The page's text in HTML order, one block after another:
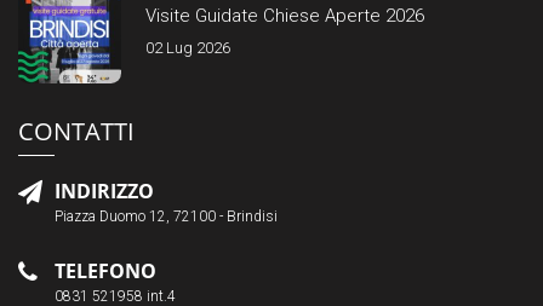
Visite Guidate Chiese Aperte 2026
02 Lug 2026
CONTATTI
INDIRIZZO
Piazza Duomo 12, 72100 - Brindisi
TELEFONO
0831 521958 int.4